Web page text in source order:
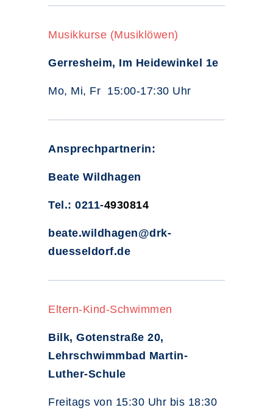
Musikkurse (Musiklöwen)
Gerresheim, Im Heidewinkel 1e
Mo, Mi, Fr 15:00-17:30 Uhr
Ansprechpartnerin:
Beate Wildhagen
Tel.: 0211-4930814
beate.wildhagen@drk-
duesseldorf.de
Eltern-Kind-Schwimmen
Bilk, Gotenstraße 20,
Lehrschwimmbad Martin-
Luther-Schule
Freitags von 15:30 Uhr bis 18:30